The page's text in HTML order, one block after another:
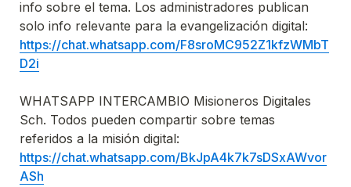
info sobre el tema. Los administradores publican
https://chat.whatsapp.com/F8sroMC952Z1kfzWMbT
D2i
WHATSAPP INTERCAMBIO Misioneros Digitales
Sch. Todos pueden compartir sobre temas
https://chat.whatsapp.com/BkJpA4k7k7sDSxAWvor
ASh